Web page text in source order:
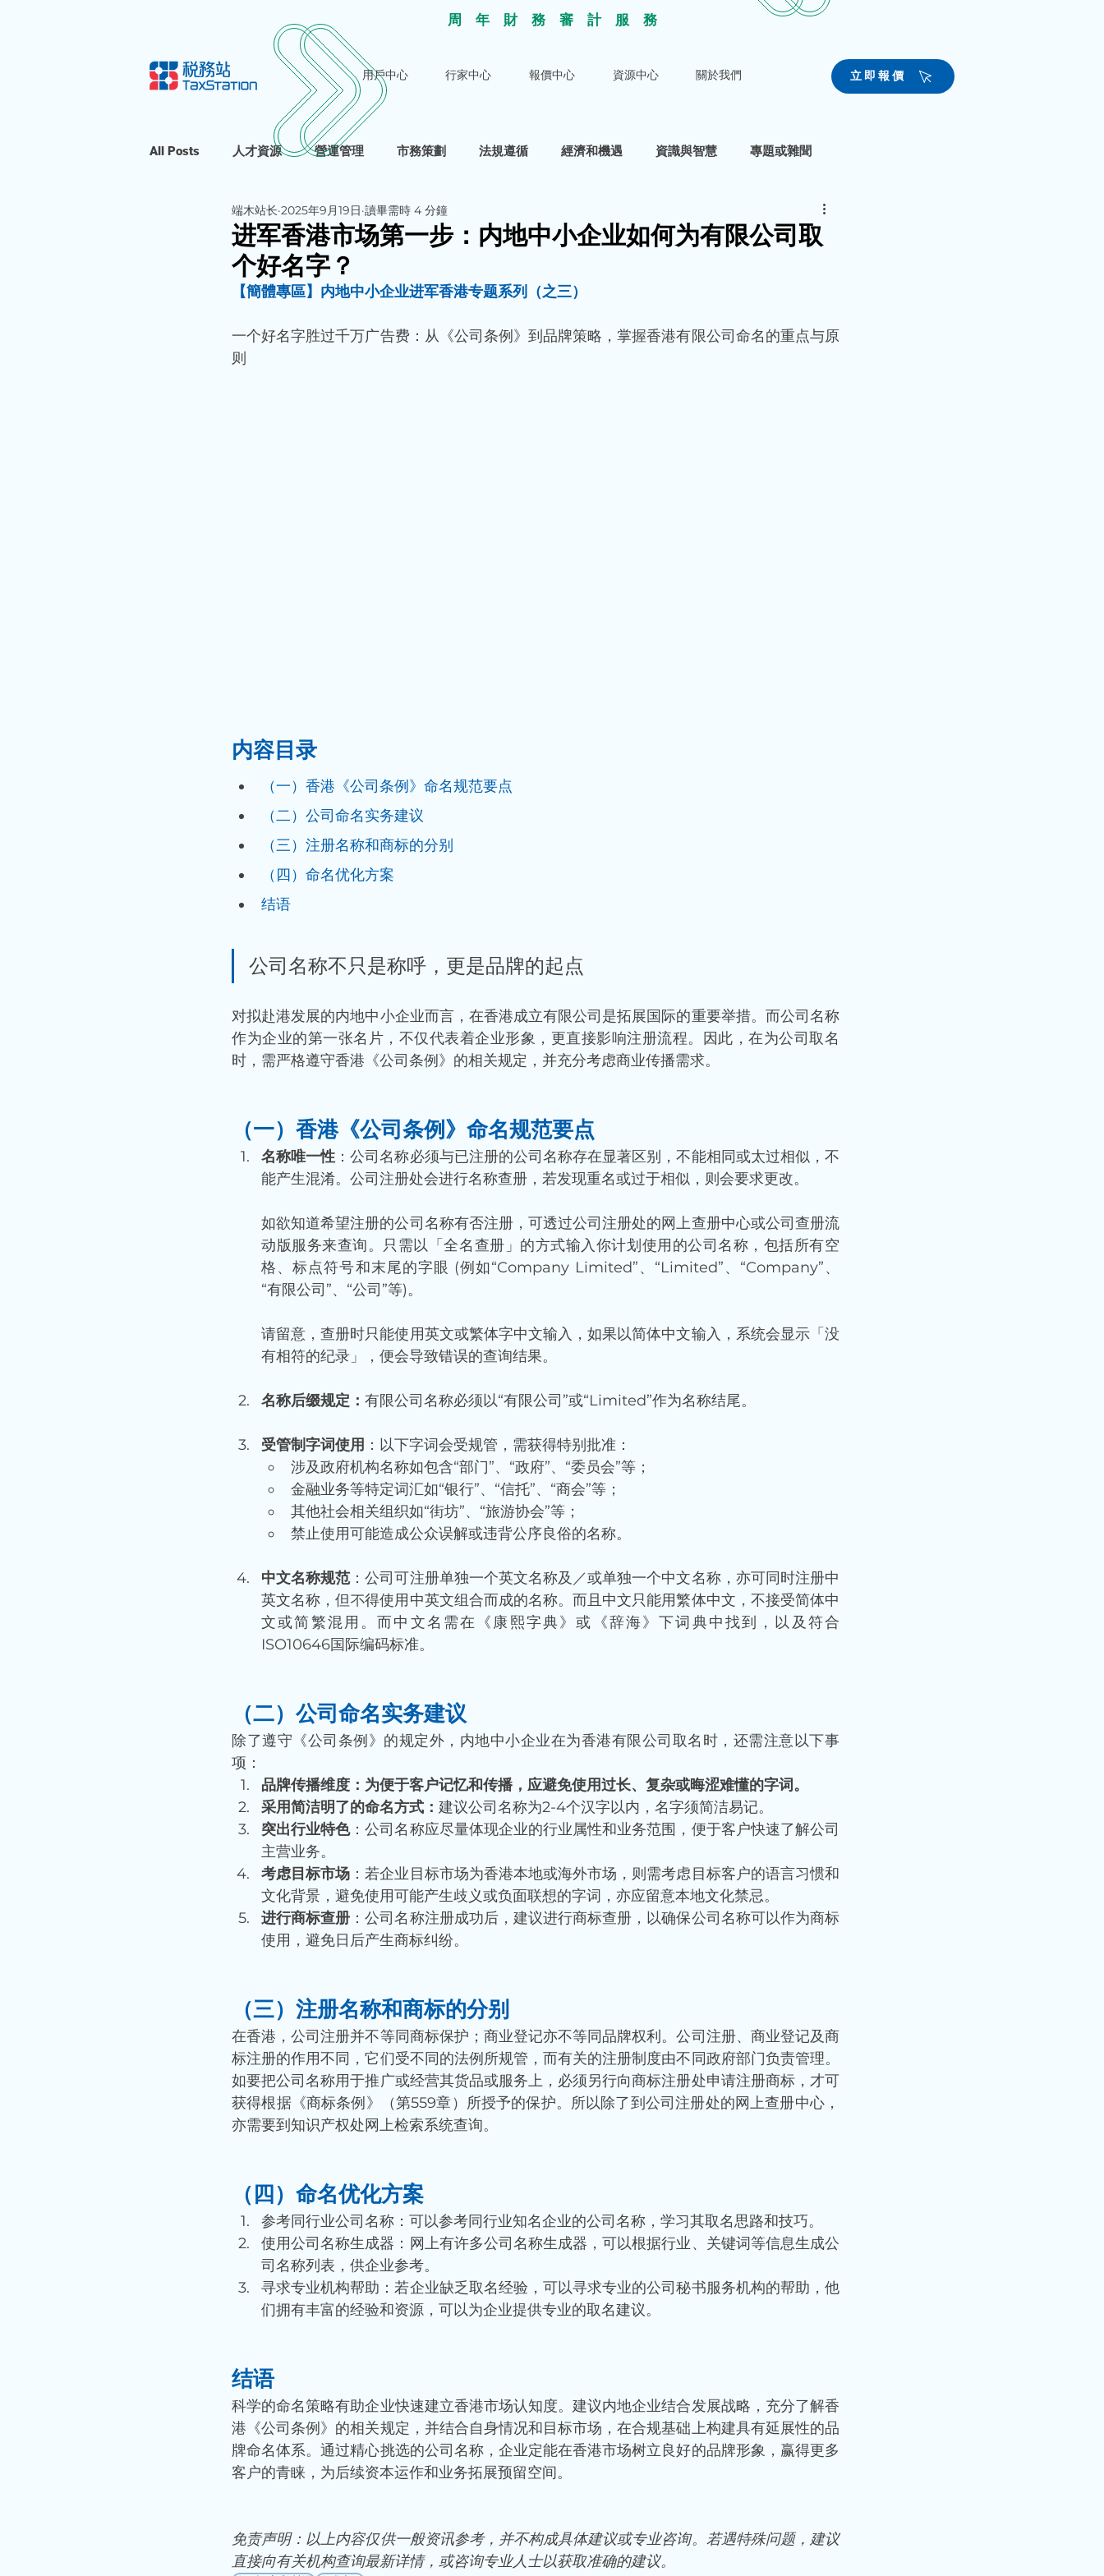
​周年財務審計服 務
用戶中心 行家中心 報價中心 資源中心 關於我們 立即報價
All Posts 人才資源 營運管理 市務策劃 法規遵循 經濟和機遇 資識與智慧 專題或雜聞
进军香港市场第一步：内地中小企业如何为有限公司取
个好名字？
端木站长 2025年9月19日 讀畢需時 4 分鐘
【簡體專區】内地中小企业进军香港专题系列（之三）
一个好名字胜过千万广告费：从《公司条例》到品牌策略，掌握香港有限公司命名的重点与原
则
内容目录
（一）香港《公司条例》命名规范要点
（二）公司命名实务建议
（三）注册名称和商标的分别
（四）命名优化方案
结语
公司名称不只是称呼，更是品牌的起点
对拟赴港发展的内地中小企业而言，在香港成立有限公司是拓展国际的重要举措。而公司名称
作为企业的第一张名片，不仅代表着企业形象，更直接影响注册流程。因此，在为公司取名
时，需严格遵守香港《公司条例》的相关规定，并充分考虑商业传播需求。
（一）香港《公司条例》命名规范要点
名称唯一性 ：公司名称必须与已注册的公司名称存在显著区别，不能相同或太过相似，不
能产生混淆。公司注册处会进行名称查册，若发现重名或过于相似，则会要求更改。
如欲知道希望注册的公司名称有否注册，可透过公司注册处的网上查册中心或公司查册流
动版服务来查询。只需以「全名查册」的方式输入你计划使用的公司名称，包括所有空
格、标点符号和末尾的字眼 (例如“Company Limited”、“Limited”、“Company”、
“有限公司”、“公司”等)。
请留意，查册时只能使用英文或繁体字中文输入，如果以简体中文输入，系统会显示「没
有相符的纪录」，便会导致错误的查询结果。
名称后缀规定： 有限公司名称必须以“有限公司”或“Limited”作为名称结尾。
受管制字词使用 ：以下字词会受规管，需获得特别批准：
涉及政府机构名称如包含“部门”、“政府”、“委员会”等；
金融业务等特定词汇如“银行”、“信托”、“商会”等；
其他社会相关组织如“街坊”、“旅游协会”等；
禁止使用可能造成公众误解或违背公序良俗的名称。
中文名称规范：公司可注册单独一个英文名称及／或单独一个中文名称，亦可同时注册中
英文名称，但不得使用中英文组合而成的名称。而且中文只能用繁体中文，不接受简体中
文或简繁混用。而中文名需在《康熙字典》或《辞海》下词典中找到，以及符合
ISO10646国际编码标准。
（二）公司命名实务建议
除了遵守《公司条例》的规定外，内地中小企业在为香港有限公司取名时，还需注意以下事
项：
品牌传播维度：为便于客户记忆和传播，应避免使用过长、复杂或晦涩难懂的字词。
采用简洁明了的命名方式： 建议公司名称为2-4个汉字以内，名字须简洁易记。
突出行业特色：公司名称应尽量体现企业的行业属性和业务范围，便于客户快速了解公司
主营业务。
考虑目标市场 ：若企业目标市场为香港本地或海外市场，则需考虑目标客户的语言习惯和
文化背景，避免使用可能产生歧义或负面联想的字词，亦应留意本地文化禁忌。
进行商标查册 ：公司名称注册成功后，建议进行商标查册，以确保公司名称可以作为商标
使用，避免日后产生商标纠纷。
（三）注册名称和商标的分别
在香港，公司注册并不等同商标保护；商业登记亦不等同品牌权利。公司注册、商业登记及商
标注册的作用不同，它们受不同的法例所规管，而有关的注册制度由不同政府部门负责管理。
如要把公司名称用于推广或经营其货品或服务上，必须另行向商标注册处申请注册商标，才可
获得根据《商标条例》（第559章）所授予的保护。所以除了到公司注册处的网上查册中心，
亦需要到知识产权处网上检索系统查询。
（四）命名优化方案
参考同行业公司名称：可以参考同行业知名企业的公司名称，学习其取名思路和技巧。
使用公司名称生成器：网上有许多公司名称生成器，可以根据行业、关键词等信息生成公
司名称列表，供企业参考。
寻求专业机构帮助：若企业缺乏取名经验，可以寻求专业的公司秘书服务机构的帮助，他
们拥有丰富的经验和资源，可以为企业提供专业的取名建议。
结语
科学的命名策略有助企业快速建立香港市场认知度。建议内地企业结合发展战略，充分了解香
港《公司条例》的相关规定，并结合自身情况和目标市场，在合规基础上构建具有延展性的品
牌命名体系。通过精心挑选的公司名称，企业定能在香港市场树立良好的品牌形象，赢得更多
客户的青睐，为后续资本运作和业务拓展预留空间。
免责声明：以上内容仅供一般资讯参考，并不构成具体建议或专业咨询。若遇特殊问题，建议
直接向有关机构查询最新详情，或咨询专业人士以获取准确的建议。